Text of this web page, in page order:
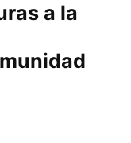
a la